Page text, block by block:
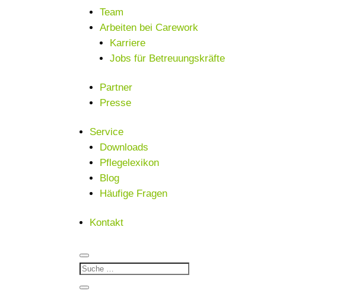
Team
Arbeiten bei Carework
Karriere
Jobs für Betreuungskräfte
Partner
Presse
Service
Downloads
Pflegelexikon
Blog
Häufige Fragen
Kontakt